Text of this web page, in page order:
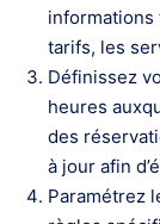
informations
tarifs, les
Définissez
heures
des
à jour afin
Paramétrez